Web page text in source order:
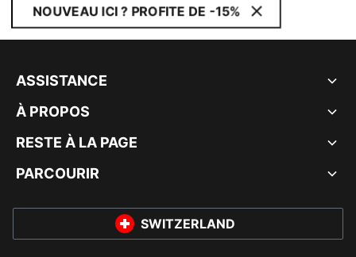
NOUVEAU ICI ? PROFITE DE -15%
ASSISTANCE
À PROPOS
RESTE À LA PAGE
PARCOURIR
SWITZERLAND